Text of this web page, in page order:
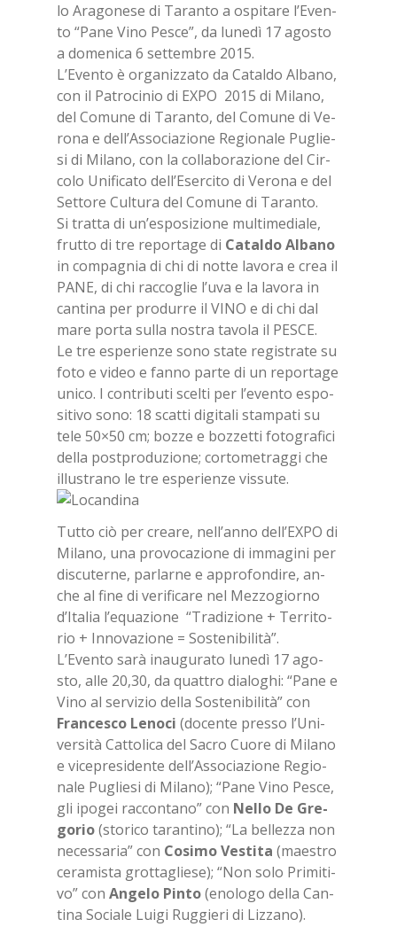
lo Ara­go­ne­se di Ta­ran­to a ospi­ta­re l’E­ven­
to “Pane Vino Pe­sce”, da lu­ne­dì 17 ago­sto
a do­me­ni­ca 6 set­tem­bre 2015.
L’E­ven­to è or­ga­niz­za­to da Ca­tal­do Al­ba­no,
con il Pa­tro­ci­nio di EXPO 2015 di Mi­la­no,
del Co­mu­ne di Ta­ran­to, del Co­mu­ne di Ve­
ro­na e del­l’As­so­cia­zio­ne Re­gio­na­le Pu­glie­
si di Mi­la­no, con la col­la­bo­ra­zio­ne del Cir­
co­lo Uni­fi­ca­to del­l’E­ser­ci­to di Ve­ro­na e del
Set­to­re Cul­tu­ra del Co­mu­ne di Ta­ran­to.
Si trat­ta di un’e­spo­si­zio­ne mul­ti­me­dia­le,
frut­to di tre re­por­ta­ge di Ca­tal­do Al­ba­no
in com­pa­gnia di chi di not­te la­vo­ra e crea il
PANE, di chi rac­co­glie l’u­va e la la­vo­ra in
can­ti­na per pro­dur­re il VINO e di chi dal
mare por­ta sul­la no­stra ta­vo­la il PE­SCE.
Le tre espe­rien­ze sono sta­te re­gi­stra­te su
foto e vi­deo e fan­no par­te di un re­por­ta­ge
uni­co. I con­tri­bu­ti scel­ti per l’e­ven­to espo­
si­ti­vo sono: 18 scat­ti di­gi­ta­li stam­pa­ti su
tele 50×50 cm; boz­ze e boz­zet­ti fo­to­gra­fi­ci
del­la post­pro­du­zio­ne; cor­to­me­trag­gi che
il­lu­stra­no le tre espe­rien­ze vis­su­te.
Tut­to ciò per crea­re, nel­l’an­no del­l’EX­PO di
Mi­la­no, una pro­vo­ca­zio­ne di im­ma­gi­ni per
di­scu­ter­ne, par­lar­ne e ap­pro­fon­di­re, an­
che al fine di ve­ri­fi­ca­re nel Mez­zo­gior­no
d’I­ta­lia l’e­qua­zio­ne “Tra­di­zio­ne + Ter­ri­to­
rio + In­no­va­zio­ne = So­ste­ni­bi­li­tà”.
L’E­ven­to sarà inau­gu­ra­to lu­ne­dì 17 ago­
sto, alle 20,30, da quat­tro dia­lo­ghi: “Pane e
Vino al ser­vi­zio del­la So­ste­ni­bi­li­tà” con
Fran­ce­sco Le­no­ci (do­cen­te pres­so l’U­ni­
ver­si­tà Cat­to­li­ca del Sa­cro Cuo­re di Mi­la­no
e vi­ce­pre­si­den­te del­l’As­so­cia­zio­ne Re­gio­
na­le Pu­glie­si di Mi­la­no); “Pane Vino Pe­sce,
gli ipo­gei rac­con­ta­no” con Nel­lo De Gre­
go­rio(sto­ri­co ta­ran­ti­no); “La bel­lez­za non
ne­ces­sa­ria” con Co­si­mo Ve­sti­ta (mae­stro
ce­ra­mi­sta grot­ta­glie­se); “Non solo Pri­mi­ti­
vo” con An­ge­lo Pin­to(eno­lo­go del­la Can­
ti­na So­cia­le Lui­gi Rug­gie­ri di Liz­za­no).